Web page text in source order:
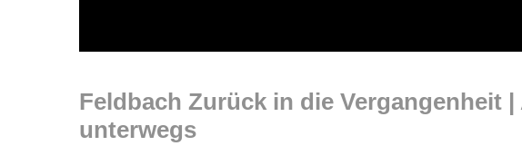
Feldbach Zurück in die Vergangenheit
unterwegs